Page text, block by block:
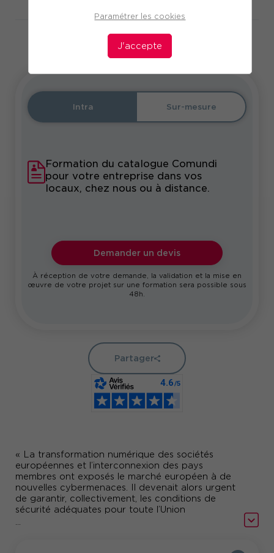
Paramétrer les cookies
J'accepte
« La transformation numérique des sociétés
européennes et l’interconnexion des pays
membres ont exposés le marché européen à de
nouvelles cybermenaces. Il devenait alors urgent
de garantir, collectivement, les conditions de
sécurité adéquates pour toute l’Union
...
En partenariat avec
Intra Sur-mesure
Formation du catalogue Comundi
pour votre entreprise dans vos
locaux, chez nous ou à distance.
Demander un devis
À réception de votre demande, la validation et la mise en
œuvre de votre projet sur une formation sera possible sous
48h.
Partager